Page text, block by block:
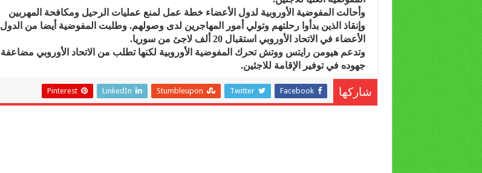
وأحالت المفوضية الأوروبية لدول الأعضاء خطة عمل لمنع عمليات الرحيل ومكافحة المهربين
وإنقاذ الذين بدأوا رحلتهم وتولي أمور المهاجرين لدى وصولهم. وطلبت المفوضية أيضا من الدول
الأعضاء في الاتحاد الأوروبي استقبال 20 ألف لاجئ من سوريا.
وتدعم هيومن رايتس ووتش تحرك المفوضية الأوروبية لكنها تطلب من الاتحاد الأوروبي مضاعفة
جهوده في توفير الإقامة للاجئين.
شاركها Facebook
Twitter
Stumbleupon
LinkedIn
Pinterest